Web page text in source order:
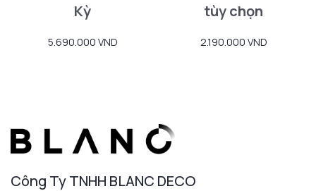
Kỳ
5.690.000 VND
tùy chọn
2.190.000 VND
Công Ty TNHH BLANC DECO